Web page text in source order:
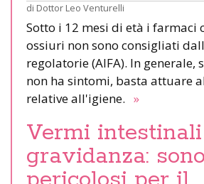
di Dottor Leo Venturelli
Sotto i 12 mesi di età i farmaci
ossiuri non sono consigliati
regolatorie (AIFA). In generale,
non ha sintomi, basta attuare
relative all'igiene. »
Vermi
gravidanza: sono